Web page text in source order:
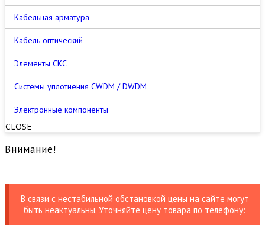
Кабельная арматура
Кабель оптический
Элементы СКС
Cистемы уплотнения CWDM / DWDM
Электронные компоненты
CLOSE
Внимание!
В связи с нестабильной обстановкой цены на сайте могут
быть неактуальны. Уточняйте цену товара по телефону: